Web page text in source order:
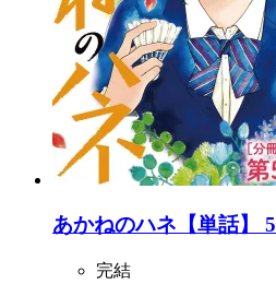
あかねのハネ【単話】 5
完結